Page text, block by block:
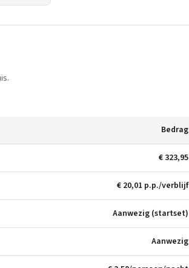
Bedrag
€ 323,95
€ 20,01 p.p./verblijf
Aanwezig (startset)
Aanwezig